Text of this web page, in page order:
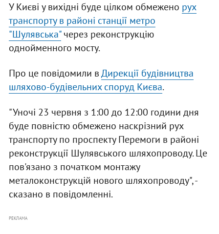
У Києві у вихідні буде цілком обмежено рух
транспорту в районі станції метро
"Шулявська"через реконструкцію
однойменного мосту.
Про це повідомили вДирекції будівництва
шляхово-будівельних споруд Києва.
"Уночі 23 червня з 1:00 до 12:00 години дня
буде повністю обмежено наскрізний рух
транспорту по проспекту Перемоги в районі
реконструкції Шулявського шляхопроводу. Це
пов'язано з початком монтажу
металоконструкцій нового шляхопроводу", -
сказано в повідомленні.
РЕКЛАМА